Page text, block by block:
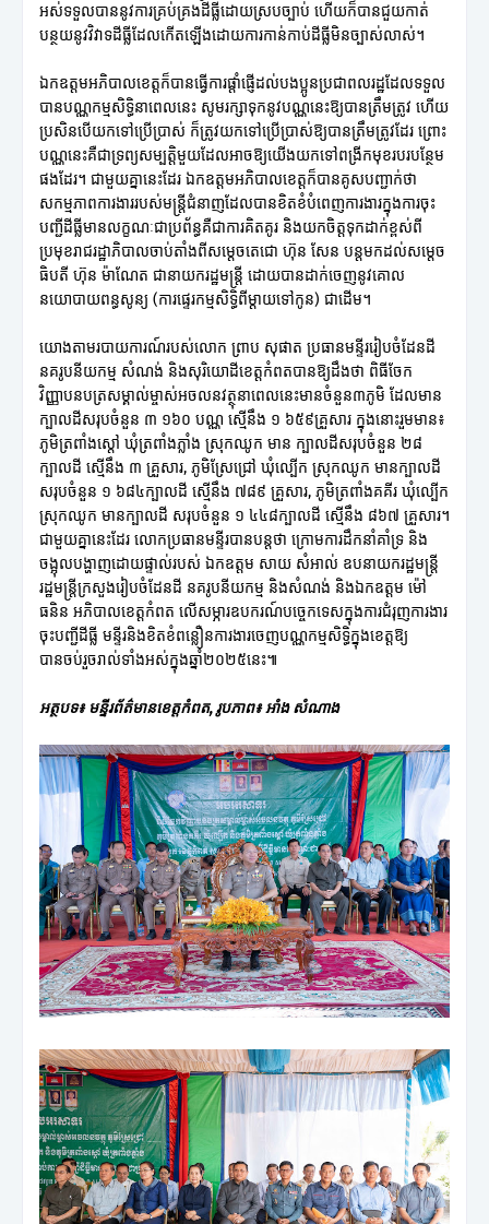
អស់ទទួលបាននូវការគ្រប់គ្រងដីធ្លីដោយស្របច្បាប់ ហើយក៏បានជួយកាត់
បន្ថយនូវវិវាទដីធ្លីដែលកើតឡើងដោយការកាន់កាប់ដីធ្លីមិនច្បាស់លាស់។
ឯកឧត្តមអភិបាលខេត្តក៏បានធ្វើការផ្តាំផ្ញើដល់បងប្អូនប្រជាពលរដ្ឋដែលទទួល
បានបណ្ណកម្មសិទ្ធិនាពេលនេះ សូមរក្សាទុកនូវបណ្ណនេះឱ្យបានត្រឹមត្រូវ ហើយ
ប្រសិនបើយកទៅប្រើប្រាស់ ក៏ត្រូវយកទៅប្រើប្រាស់ឱ្យបានត្រឹមត្រូវដែរ ព្រោះ
បណ្ណនេះគឺជាទ្រព្យសម្បត្តិមួយដែលអាចឱ្យយើងយកទៅពង្រីកមុខរបរបន្ថែម
ផងដែរ។ ជាមួយគ្នានេះដែរ ឯកឧត្តមអភិបាលខេត្តក៏បានគូសបញ្ជាក់ថា
សកម្មភាពការងាររបស់មន្ត្រីជំនាញដែលបានខិតខំបំពេញការងារក្នុងការចុះ
បញ្ជីដីធ្លីមានលក្ខណៈជាប្រព័ន្ធគឺជាការគិតគូរ និងយកចិត្តទុកដាក់ខ្ពស់ពី
ប្រមុខរាជរដ្ឋាភិបាលចាប់តាំងពីសម្តេចតេជោ ហ៊ុន សែន បន្តមកដល់សម្តេច
ធិបតី ហ៊ុន ម៉ាណែត ជានាយករដ្ឋមន្ត្រី ដោយបានដាក់ចេញនូវគោល
នយោបាយពន្ធសូន្យ (ការផ្ទេរកម្មសិទ្ធិពីម្តាយទៅកូន) ជាដើម។
យោងតាមរបាយការណ៍របស់លោក ព្រាប សុផាត ប្រធានមន្ទីររៀបចំដែនដី
នគរូបនីយកម្ម សំណង់ និងសុរិយោដីខេត្តកំពតបានឱ្យដឹងថា ពិធីចែក
វិញ្ញាបនបត្រសម្គាល់ម្ចាស់អចលនវត្ថុនាពេលនេះមានចំនួន៣ភូមិ ដែលមាន
ក្បាលដីសរុបចំនួន ៣ ១៦០ បណ្ណ ស្មើនឹង ១ ៦៥៩គ្រួសារ ក្នុងនោះរួមមាន៖
ភូមិត្រពាំងស្តៅ ឃុំត្រពាំងភ្លាំង ស្រុកឈូក មាន ក្បាលដីសរុបចំនួន ២៨
ក្បាលដី ស្មើនឹង ៣ គ្រួសារ, ភូមិស្រែជ្រៅ ឃុំល្បើក ស្រុកឈូក មានក្បាលដី
សរុបចំនួន ១ ៦៨៤ក្បាលដី ស្មើនឹង ៧៨៩ គ្រួសារ, ភូមិត្រពាំងគគីរ ឃុំល្បើក
ស្រុកឈូក មានក្បាលដី សរុបចំនួន ១ ៤៤៨ក្បាលដី ស្មើនឹង ៨៦៧ គ្រួសារ។
ជាមួយគ្នានេះដែរ លោកប្រធានមន្ទីរបានបន្តថា ក្រោមការដឹកនាំគាំទ្រ និង
ចង្អុលបង្ហាញដោយផ្ទាល់របស់ ឯកឧត្តម សាយ សំអាល់ ឧបនាយករដ្ឋមន្រ្តី
រដ្ឋមន្ត្រីក្រសួងរៀបចំដែនដី នគរូបនីយកម្ម និងសំណង់ និងឯកឧត្តម ម៉ៅ
ធនិន អភិបាលខេត្តកំពត លើសម្ភារឧបករណ៍បច្ចេកទេសក្នុងការជំរុញការងារ
ចុះបញ្ជីដីធ្លី មន្ទីរនិងខិតខំពន្លឿនការងារចេញបណ្ណកម្មសិទ្ធិក្នុងខេត្តឱ្យ
បានចប់រួចរាល់ទាំងអស់ក្នុងឆ្នាំ២០២៥នេះ៕
អត្ថបទ៖ មន្ទីរព័ត៌មានខេត្តកំពត, រូបភាព៖ អាំង សំណាង